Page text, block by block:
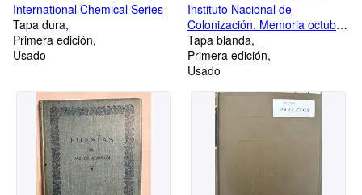
International Chemical Series
Tapa dura
Primera edición
Usado
Instituto Nacional de
Colonización. Memoria octubre
1939-diciembre 1965
Tapa blanda
Primera edición
Usado